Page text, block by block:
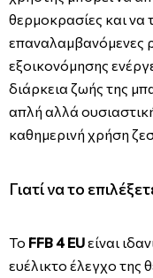
θερμοκρασίες και να
επαναλαμβανόμενες
εξοικονόμησης
διάρκεια ζωής της
απλή αλλά
καθημερινή χρήση
Γιατί να το
Το FFB 4 EUείναι
ευέλικτο έλεγχο της